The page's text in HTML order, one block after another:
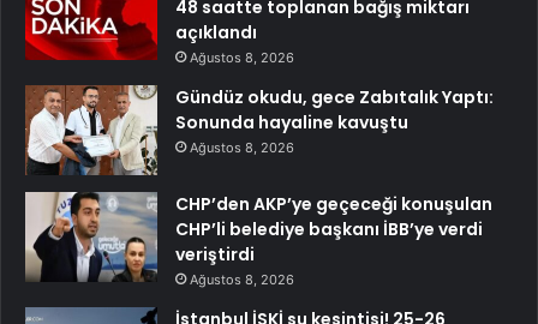
48 saatte toplanan bağış miktarı
açıklandı
Ağustos 8, 2026
Gündüz okudu, gece Zabıtalık Yaptı:
Sonunda hayaline kavuştu
Ağustos 8, 2026
CHP’den AKP’ye geçeceği konuşulan
CHP’li belediye başkanı İBB’ye verdi
veriştirdi
Ağustos 8, 2026